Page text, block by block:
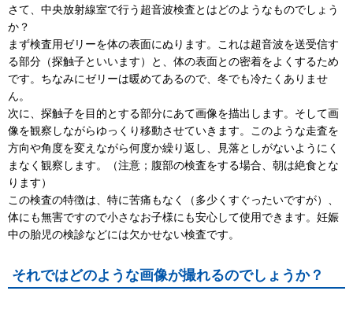
さて、中央放射線室で行う超音波検査とはどのようなものでしょう
か？
まず検査用ゼリーを体の表面にぬります。これは超音波を送受信す
る部分（探触子といいます）と、体の表面との密着をよくするため
です。ちなみにゼリーは暖めてあるので、冬でも冷たくありませ
ん。
次に、探触子を目的とする部分にあて画像を描出します。そして画
像を観察しながらゆっくり移動させていきます。このような走査を
方向や角度を変えながら何度か繰り返し、見落としがないようにく
まなく観察します。（注意；腹部の検査をする場合、朝は絶食とな
ります）
この検査の特徴は、特に苦痛もなく（多少くすぐったいですが）、
体にも無害ですので小さなお子様にも安心して使用できます。妊娠
中の胎児の検診などには欠かせない検査です。
それではどのような画像が撮れるのでしょうか？